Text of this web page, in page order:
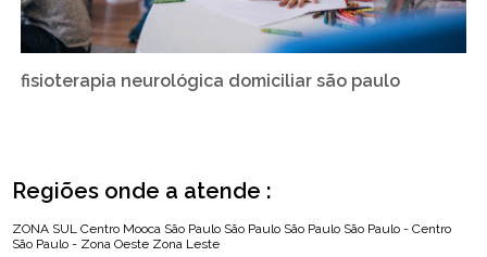
fisioterapia neurológica domiciliar são paulo
Regiões onde a atende :
ZONA SUL Centro Mooca São Paulo São Paulo São Paulo São Paulo - Centro
São Paulo - Zona Oeste Zona Leste